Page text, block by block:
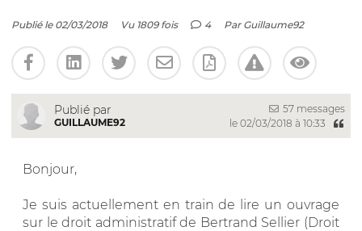
Publié le 02/03/2018 Vu 1809 fois 4 Par Guillaume92
Publié par
GUILLAUME92
57 messages
le 02/03/2018 à 10:33
Bonjour,
Je suis actuellement en train de lire un ouvrage
sur le droit administratif de Bertrand Sellier (Droit